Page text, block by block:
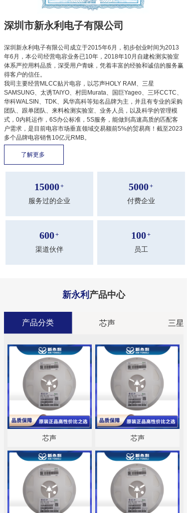
深圳市新永利电子有限公司
深圳新永利电子有限公司成立于2015年6月，初步创业时间为2013
年6月，本公司经营电容业务已10年，2018年10月自建检测实验室
体系严控用料品质，深受用户青睐，凭着丰富的经验和诚信的服务赢
得客户的信任。
我司主要经营MLCC贴片电容，以芯声HOLY RAM、三星
SAMSUNG、太诱TAIYO、村田Murata、国巨Yageo、三环CCTC、
华科WALSIN、TDK、风华高科等知名品牌为主，并且有专业的采购
团队、跟单团队、来料检测实验室、业务人员，以及科学的管理模
式，0内耗运作，6S办公标准，5S服务，能做到高速高质的匹配客
户需求，是目前电容市场垂直领域交易额前5%的贸易商！截至2023
多个品牌电容销售10亿元RMB。
了解更多
15000+
服务过的企业
5000+
付费企业
600+
渠道伙伴
100+
员工
新永利 产品中心
分类 芯声 三星
芯声 芯声
产品分类